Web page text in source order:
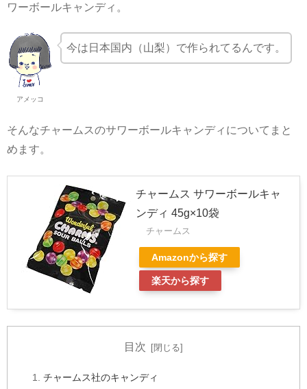
ワーボールキャンディ。
アメッコ
今は日本国内（山梨）で作られてるんです。
そんなチャームスのサワーボールキャンディについてまと
めます。
チャームス サワーボールキャ
ンディ 45g×10袋
チャームス
Amazonから探す
楽天から探す
目次
チャームス社のキャンディ